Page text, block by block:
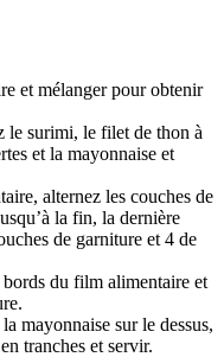
et mélanger pour obtenir
le surimi, le filet de thon à
et la mayonnaise et
alternez les couches de
la fin, la dernière
de garniture et 4 de
du film alimentaire et
mayonnaise sur le dessus,
tranches et servir.